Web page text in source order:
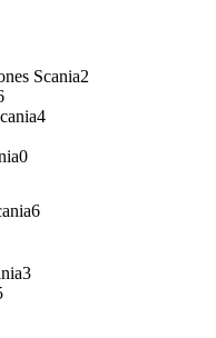
Scania2
4
0
6
3